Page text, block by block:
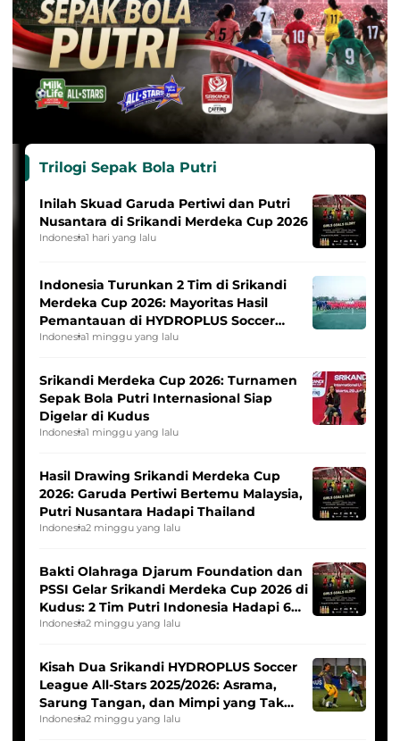
Trilogi Sepak Bola Putri
Inilah Skuad Garuda Pertiwi dan Putri
Nusantara di Srikandi Merdeka Cup 2026
Indonesia1 hari yang lalu
Indonesia Turunkan 2 Tim di Srikandi
Merdeka Cup 2026: Mayoritas Hasil
Pemantauan di HYDROPLUS Soccer
League
Indonesia1 minggu yang lalu
Srikandi Merdeka Cup 2026: Turnamen
Sepak Bola Putri Internasional Siap
Digelar di Kudus
Indonesia1 minggu yang lalu
Hasil Drawing Srikandi Merdeka Cup
2026: Garuda Pertiwi Bertemu Malaysia,
Putri Nusantara Hadapi Thailand
Indonesia2 minggu yang lalu
Bakti Olahraga Djarum Foundation dan
PSSI Gelar Srikandi Merdeka Cup 2026 di
Kudus: 2 Tim Putri Indonesia Hadapi 6
Tim Asia
Indonesia2 minggu yang lalu
Kisah Dua Srikandi HYDROPLUS Soccer
League All-Stars 2025/2026: Asrama,
Sarung Tangan, dan Mimpi yang Tak
Pernah Padam
Indonesia2 minggu yang lalu